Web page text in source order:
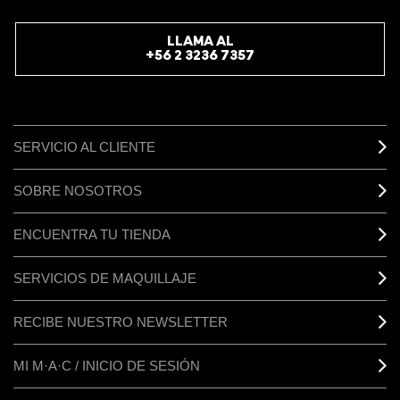
LLAMA AL
+56 2 3236 7357
SERVICIO AL CLIENTE
SOBRE NOSOTROS
ENCUENTRA TU TIENDA
SERVICIOS DE MAQUILLAJE
RECIBE NUESTRO NEWSLETTER
MI M·A·C / INICIO DE SESIÓN